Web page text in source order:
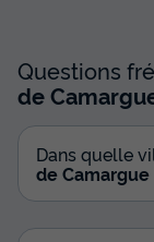
Questions
de
Dans quelle
de Camargue